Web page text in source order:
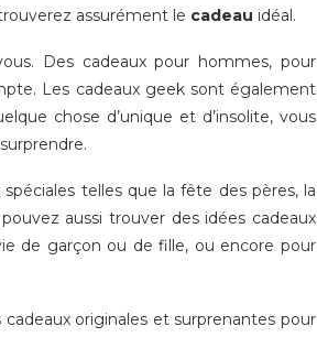
assurément le cadeau idéal.
Des cadeaux pour hommes, pour
Les cadeaux geek sont également
chose d’unique et d’insolite, vous
telles que la fête des pères, la
aussi trouver des idées cadeaux
de garçon ou de fille, ou encore pour
originales et surprenantes pour